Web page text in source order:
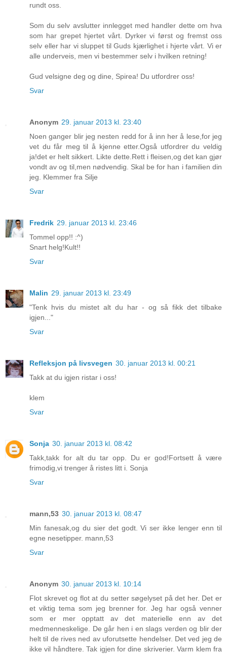
rundt oss.
Som du selv avslutter innlegget med handler dette om hva
som har grepet hjertet vårt. Dyrker vi først og fremst oss
selv eller har vi sluppet til Guds kjærlighet i hjerte vårt. Vi er
alle underveis, men vi bestemmer selv i hvilken retning!
Gud velsigne deg og dine, Spirea! Du utfordrer oss!
Svar
Anonym 29. januar 2013 kl. 23:40
Noen ganger blir jeg nesten redd for å inn her å lese,for jeg
vet du får meg til å kjenne etter.Også utfordrer du veldig
ja!det er helt sikkert. Likte dette.Rett i fleisen,og det kan gjør
vondt av og til,men nødvendig. Skal be for han i familien din
jeg. Klemmer fra Silje
Svar
Fredrik 29. januar 2013 kl. 23:46
Tommel opp!! :^)
Snart helg!Kult!!
Svar
Malin 29. januar 2013 kl. 23:49
"Tenk hvis du mistet alt du har - og så fikk det tilbake
igjen..."
Svar
Refleksjon på livsvegen 30. januar 2013 kl. 00:21
Takk at du igjen ristar i oss!
klem
Svar
Sonja 30. januar 2013 kl. 08:42
Takk,takk for alt du tar opp. Du er god!Fortsett å være
frimodig,vi trenger å ristes litt i. Sonja
Svar
mann,53 30. januar 2013 kl. 08:47
Min fanesak,og du sier det godt. Vi ser ikke lenger enn til
egne nesetipper. mann,53
Svar
Anonym 30. januar 2013 kl. 10:14
Flot skrevet og flot at du setter søgelyset på det her. Det er
et viktig tema som jeg brenner for. Jeg har også venner
som er mer opptatt av det materielle enn av det
medmenneskelige. De går hen i en slags verden og blir der
helt til de rives ned av uforutsette hendelser. Det ved jeg de
ikke vil håndtere. Tak igjen for dine skriverier. Varm klem fra